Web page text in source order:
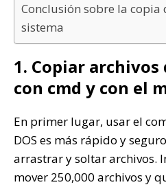
Conclusión sobre la
sistema
1. Copiar archivos
con cmd y con el
En primer lugar, usar el
DOS es más rápido y
arrastrar y soltar archivos.
mover 250,000 archivos y